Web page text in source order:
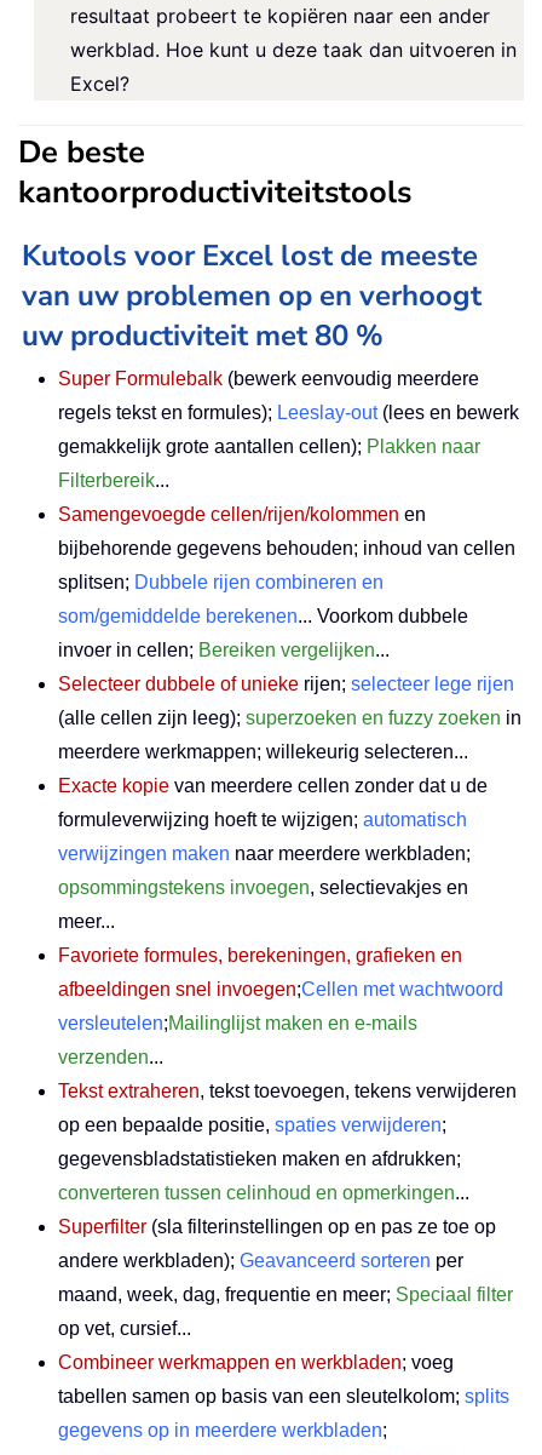
resultaat probeert te kopiëren naar een ander
werkblad. Hoe kunt u deze taak dan uitvoeren in
Excel?
De beste
kantoorproductiviteitstools
Kutools voor Excel lost de meeste
van uw problemen op en verhoogt
uw productiviteit met 80 %
Super Formulebalk (bewerk eenvoudig meerdere
regels tekst en formules); Leeslay-out(lees en bewerk
gemakkelijk grote aantallen cellen); Plakken naar
Filterbereik...
Samengevoegde cellen/rijen/kolommen en
bijbehorende gegevens behouden; inhoud van cellen
splitsen; Dubbele rijen combineren en
som/gemiddelde berekenen... Voorkom dubbele
invoer in cellen; Bereiken vergelijken...
Selecteer dubbele of unieke rijen; selecteer lege rijen
(alle cellen zijn leeg); superzoeken en fuzzy zoeken in
meerdere werkmappen; willekeurig selecteren...
Exacte kopie van meerdere cellen zonder dat u de
formuleverwijzing hoeft te wijzigen; automatisch
verwijzingen maken naar meerdere werkbladen;
opsommingstekens invoegen, selectievakjes en
meer...
Favoriete formules, berekeningen, grafieken en
afbeeldingen snel invoegen;Cellen met wachtwoord
versleutelen;Mailinglijst maken en e-mails
verzenden...
Tekst extraheren, tekst toevoegen, tekens verwijderen
op een bepaalde positie, spaties verwijderen;
gegevensbladstatistieken maken en afdrukken;
converteren tussen celinhoud en opmerkingen...
Superfilter (sla filterinstellingen op en pas ze toe op
andere werkbladen); Geavanceerd sorteren per
maand, week, dag, frequentie en meer; Speciaal filter
op vet, cursief...
Combineer werkmappen en werkbladen; voeg
tabellen samen op basis van een sleutelkolom; splits
gegevens op in meerdere werkbladen;